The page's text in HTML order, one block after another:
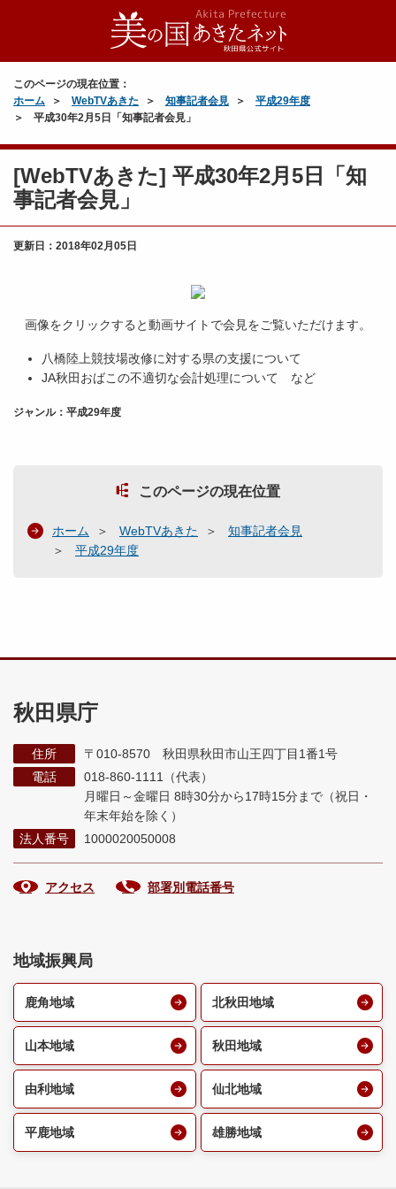
このページの現在位置：
ホーム
WebTVあきた 知事記者会見
平成29年度
平成30年2月5日「知事記者会見」
[WebTVあきた] 平成30年2月5日「知
事記者会見」
更新日： 2018年02月05日
画像をクリックすると動画サイトで会見をご覧いただけます。
八橋陸上競技場改修に対する県の支援について
JA秋田おばこの不適切な会計処理について など
ジャンル：平成29年度
このページの現在位置
ホーム WebTVあきた
知事記者会見
平成29年度
秋田県庁
住所
〒010-8570 秋田県秋田市山王四丁目1番1号
電話
018-860-1111（代表）
月曜日～金曜日 8時30分から17時15分まで （祝日・
年末年始を除く）
法人番号
1000020050008
アクセス 部署別電話番号
地域振興局
鹿角地域 北秋田地域
山本地域 秋田地域
由利地域 仙北地域
平鹿地域 雄勝地域